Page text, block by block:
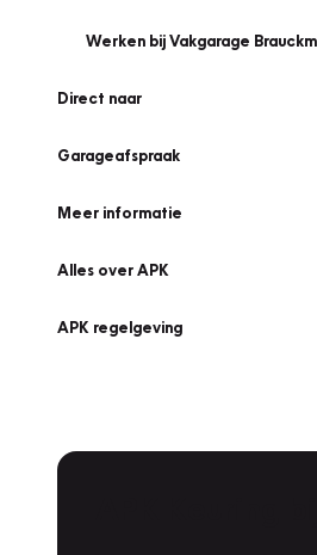
Werken bij Vakgarage
Direct naar
Garageafspraak
Meer informatie
Alles over APK
APK regelgeving